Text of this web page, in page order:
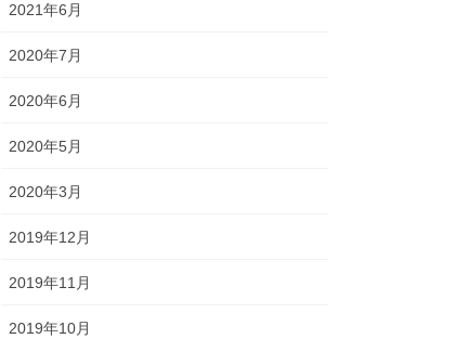
2021年6月
2020年7月
2020年6月
2020年5月
2020年3月
2019年12月
2019年11月
2019年10月